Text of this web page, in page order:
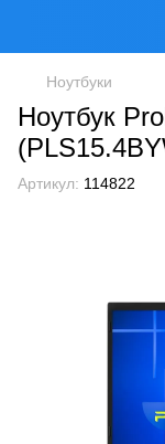
Ноутбуки
Ноутбук
Артикул: 114822